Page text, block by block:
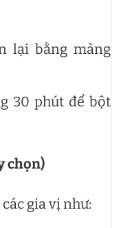
lại bằng màng
30 phút để bột
chọn)
gia vị như: